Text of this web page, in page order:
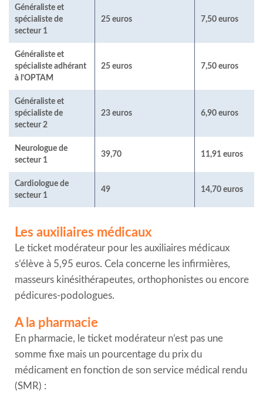
Généraliste et
spécialiste de
secteur 1
25 euros 7,50 euros
Généraliste et
spécialiste adhérant
à l’OPTAM
25 euros 7,50 euros
Généraliste et
spécialiste de
secteur 2
23 euros 6,90 euros
Neurologue de
secteur 1
39,70 11,91 euros
Cardiologue de
secteur 1
49 14,70 euros
Les auxiliaires médicaux
Le ticket modérateur pour les auxiliaires médicaux
s’élève à 5,95 euros. Cela concerne les infirmières,
masseurs kinésithérapeutes, orthophonistes ou encore
pédicures-podologues.
A la pharmacie
En pharmacie, le ticket modérateur n’est pas une
somme fixe mais un pourcentage du prix du
médicament en fonction de son service médical rendu
(SMR) :